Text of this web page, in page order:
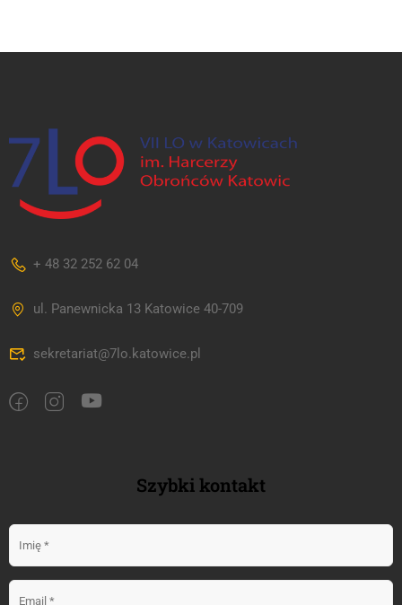
+ 48 32 252 62 04
ul. Panewnicka 13 Katowice 40-709
sekretariat@7lo.katowice.pl
Szybki kontakt